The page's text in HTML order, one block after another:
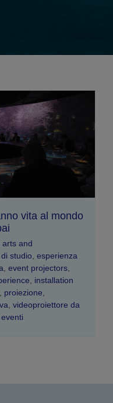
vita al mondo
arts and
studio, esperienza
, event projectors,
, installation
, proiezione,
, videoproiettore da